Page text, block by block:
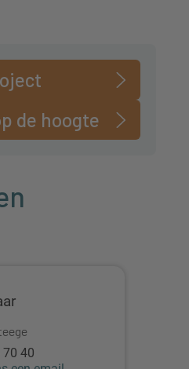
de hoogte
70 40